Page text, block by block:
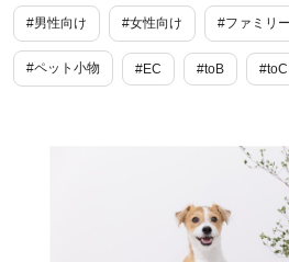
#男性向け #女性向け #ファミリ
#ペット小物 #EC #toB #toC